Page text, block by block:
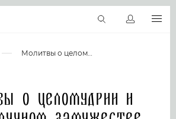
RU
Молитвы о целомудрии и благополучном замужестве дочерей
о целомудрии и